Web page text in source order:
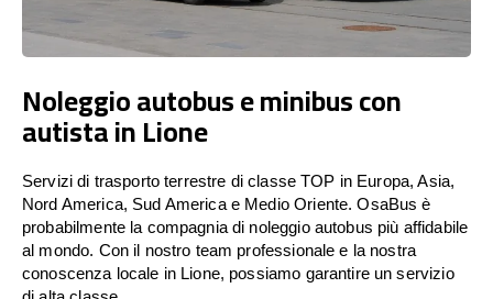
Noleggio autobus e minibus con
autista in Lione
Servizi di trasporto terrestre di classe TOP in Europa, Asia,
Nord America, Sud America e Medio Oriente. OsaBus è
probabilmente la compagnia di noleggio autobus più affidabile
al mondo. Con il nostro team professionale e la nostra
conoscenza locale in Lione, possiamo garantire un servizio